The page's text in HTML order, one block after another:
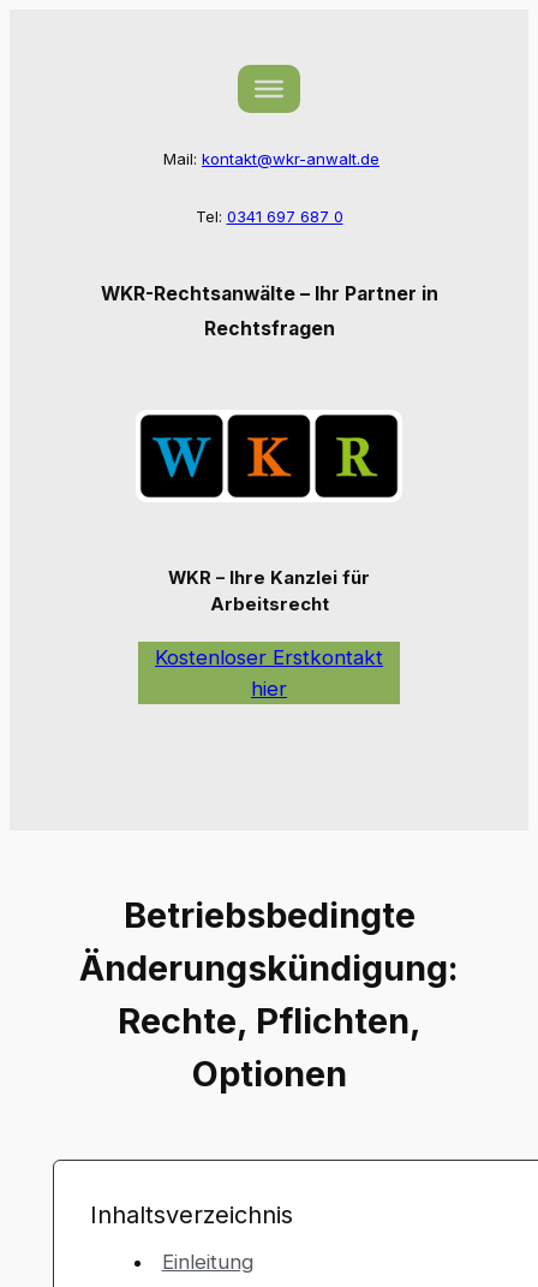
Mail: kontakt@wkr-anwalt.de
Tel: 0341 697 687 0
WKR-Rechtsanwälte – Ihr Partner in
Rechtsfragen
WKR – Ihre Kanzlei für
Arbeitsrecht
Kostenloser Erstkontakt
hier
Betriebsbedingte
Änderungskündigung:
Rechte, Pflichten,
Optionen
Inhaltsverzeichnis
Einleitung